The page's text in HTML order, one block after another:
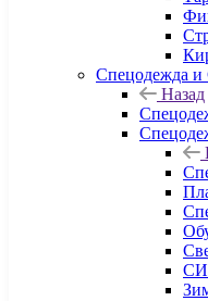
Спецодежда
Назад